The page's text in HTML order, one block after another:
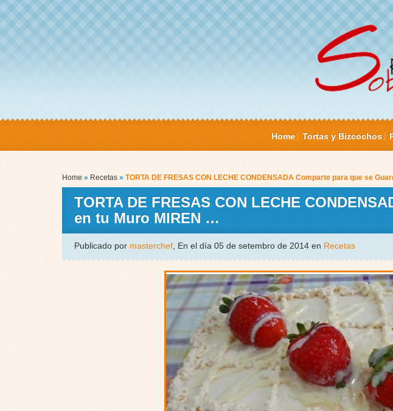
Home Tortas y Bizcochos
Home » Recetas » TORTA DE FRESAS CON LECHE CONDENSADA Comparte para que se
TORTA DE FRESAS CON LECHE
en tu Muro MIREN …
Publicado por masterchef , En el día 05 de setembro de 2014 en Recetas